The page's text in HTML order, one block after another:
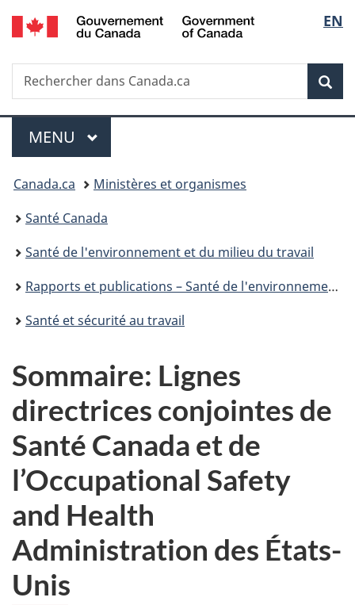
Passer
au
principal
Passer
à
Au
du
Passer
à
version
simplifiée
de
la
EN
Recherche
Rechercher
dans
Menu
MENU PRINCIPAL
Vous
êtes
ici :
Canada.ca
Ministères et organismes
Santé Canada
Santé de l'environnement et du milieu du travail
Rapports et publications – Santé de l'environnement et du milieu de travail
Santé et sécurité au travail
Sommaire: Lignes
directrices conjointes de
Santé Canada et de
l’Occupational Safety
and Health
Administration des États-
Unis